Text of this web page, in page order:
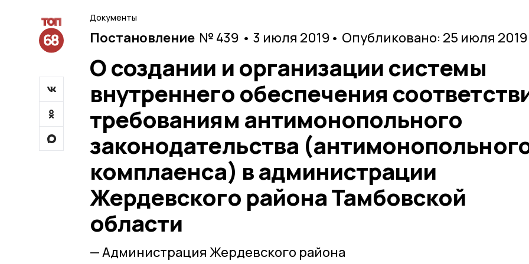
Документы
Постановление № 439 • 3 июля 2019 • Опубликовано: 25 июля 2019
О создании и организации системы
внутреннего обеспечения
требованиям антимонопольного
законодательства
комплаенса) в администрации
Жердевского района Тамбовской
области
— Администрация Жердевского района